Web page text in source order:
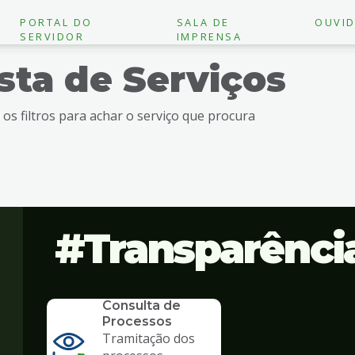
PORTAL DO
SERVIDOR
SALA DE
IMPRENSA
de Serviços
os filtros para achar o serviço que procura
Consulta de
Processos
Tramitação dos